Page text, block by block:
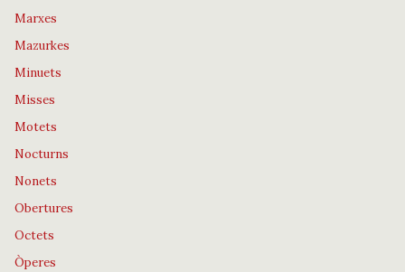
Marxes
Mazurkes
Minuets
Misses
Motets
Nocturns
Nonets
Obertures
Octets
Òperes